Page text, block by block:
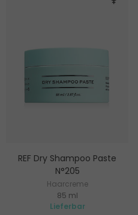
REF Dry Shampoo Paste
N°205
Haarcreme
85 ml
Lieferbar